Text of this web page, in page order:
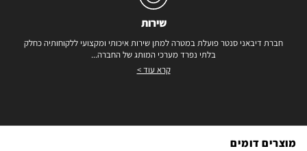
שירות
חברת דיבאני סנטר פועלת במטרה למתן שירות איכותי ומקצועי ללקוחותיה כחלק
בלתי נפרד מערכי המותג של החברה...
קרא עוד >
מוצרים דומים